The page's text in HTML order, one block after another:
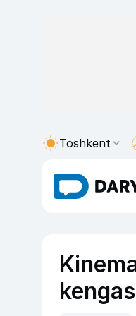
Toshkent